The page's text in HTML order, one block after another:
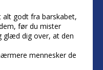
alt godt fra barskabet,
før du mister
dig over, at den
mennesker de